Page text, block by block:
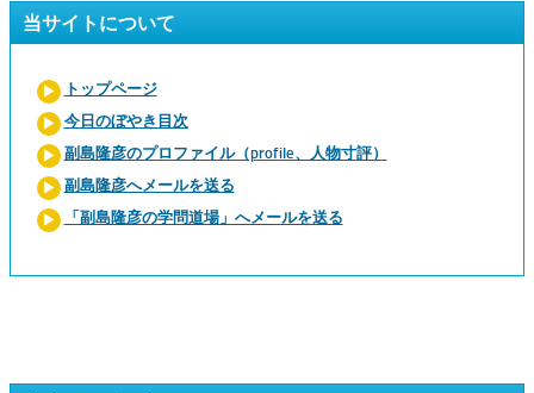
当サイトについて
トップページ
今日のぼやき目次
副島隆彦のプロファイル（profile、人物寸評）
副島隆彦へメールを送る
「副島隆彦の学問道場」へメールを送る